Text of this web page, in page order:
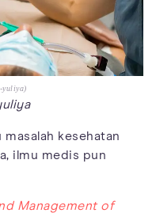
yuliya)
kesehatan
ilmu medis pun
Management of